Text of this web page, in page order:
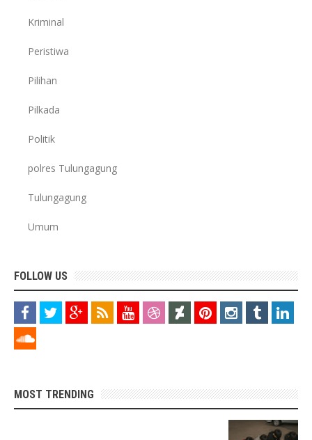
Kriminal
Peristiwa
Pilihan
Pilkada
Politik
polres Tulungagung
Tulungagung
Umum
FOLLOW US
MOST TRENDING